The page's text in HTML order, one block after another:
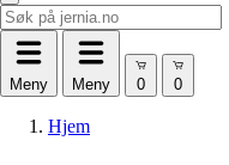
Meny Meny
Hjem